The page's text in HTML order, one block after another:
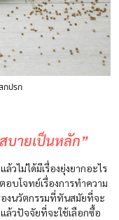
ปรก
บายเป็นหลัก”
วไม่ได้มีเรื่องยุ่งยากอะไร
อบโจทย์เรื่องการทำความ
องนวัตกรรมที่ทันสมัยที่จะ
ล้วปัจจัยที่จะใช้เลือกซื้อ